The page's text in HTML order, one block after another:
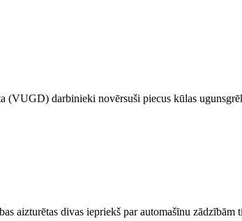
(VUGD) darbinieki novērsuši piecus kūlas
aizturētas divas iepriekš par automašīnu zādzībām